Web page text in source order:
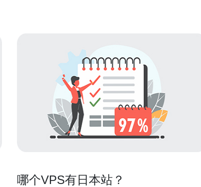
哪个VPS有日本站？